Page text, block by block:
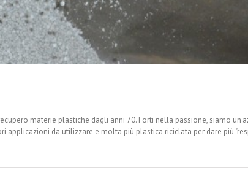
materie plastiche dagli anni 70. Forti nella passione, siamo
da utilizzare e molta più plastica riciclata per dare più